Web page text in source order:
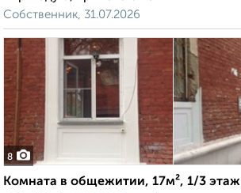
Собственник, 31.07.2026
8
Комната в общежитии, 17м², 1/3 этаж